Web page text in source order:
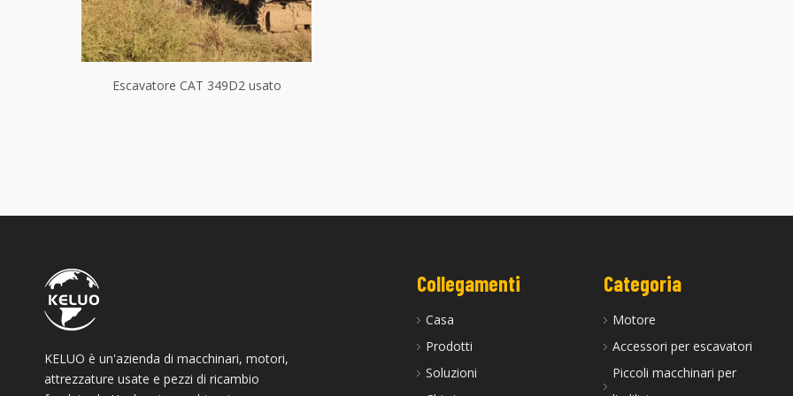
Escavatore CAT 349D2 usato
KELUO è un'azienda di macchinari, motori,
attrezzature usate e pezzi di ricambio
Collegamenti
Casa
Prodotti
Soluzioni
Categoria
Motore
Accessori per escavatori
Piccoli macchinari per